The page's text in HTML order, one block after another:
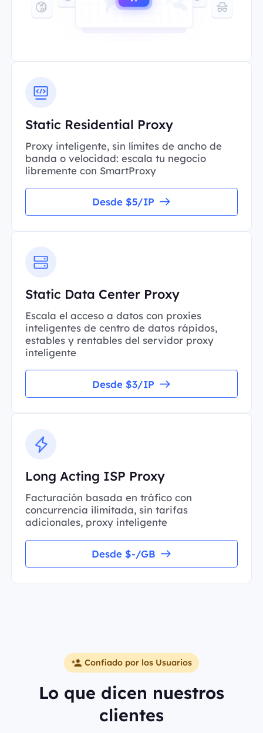
Static Residential Proxy
Proxy inteligente, sin límites de ancho de
banda o velocidad: escala tu negocio
libremente con SmartProxy
Desde $5/IP
Static Data Center Proxy
Escala el acceso a datos con proxies
inteligentes de centro de datos rápidos,
estables y rentables del servidor proxy
inteligente
Desde $3/IP
Long Acting ISP Proxy
Facturación basada en tráfico con
concurrencia ilimitada, sin tarifas
adicionales, proxy inteligente
Desde $-/GB
Confiado por los Usuarios
Lo que dicen nuestros
clientes